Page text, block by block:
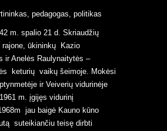
pedagogas, politikas
rajone, ūkininkų Kazio
ir Anelės Raulynaitytės –
keturių vaikų šeimoje. Mokėsi
ir Veiverių vidurinėje
m. įgijęs vidurinį
jau baigė Kauno kūno
suteikiančiu teisę dirbti